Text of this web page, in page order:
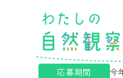
応募期間 今